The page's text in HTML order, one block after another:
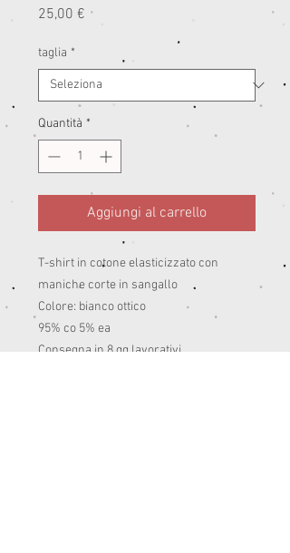
25,00 € Prezzo
taglia *
Quantità *
Aggiungi al carrello
T-shirt in cotone elasticizzato con
maniche corte in sangallo
Colore: bianco ottico
95% co 5% ea
Consegna in 8 gg lavorativi